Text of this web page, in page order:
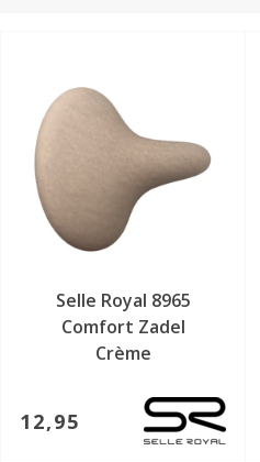
Selle Royal 8965
Comfort Zadel
Crème
12,95